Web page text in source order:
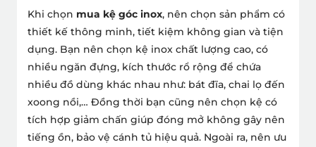
Khi chọn mua kệ góc inox, nên chọn sản phẩm có
thiết kế thông minh, tiết kiệm không gian và tiện
dụng. Bạn nên chọn kệ inox chất lượng cao, có
nhiều ngăn đựng, kích thước rổ rộng để chứa
nhiều đồ dùng khác nhau như: bát đĩa, chai lọ đến
xoong nồi,… Đồng thời bạn cũng nên chọn kệ có
tích hợp giảm chấn giúp đóng mở không gây nên
tiếng ồn, bảo vệ cánh tủ hiệu quả. Ngoài ra, nên ưu